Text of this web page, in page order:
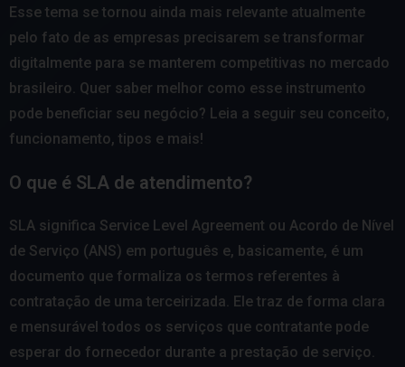
Esse tema se tornou ainda mais relevante atualmente
pelo fato de as empresas precisarem se transformar
digitalmente para se manterem competitivas no mercado
brasileiro. Quer saber melhor como esse instrumento
pode beneficiar seu negócio? Leia a seguir seu conceito,
funcionamento, tipos e mais!
O que é SLA de atendimento?
SLA significa Service Level Agreement ou Acordo de Nível
de Serviço (ANS) em português e, basicamente, é um
documento que formaliza os termos referentes à
contratação de uma terceirizada. Ele traz de forma clara
e mensurável todos os serviços que contratante pode
esperar do fornecedor durante a prestação de serviço.